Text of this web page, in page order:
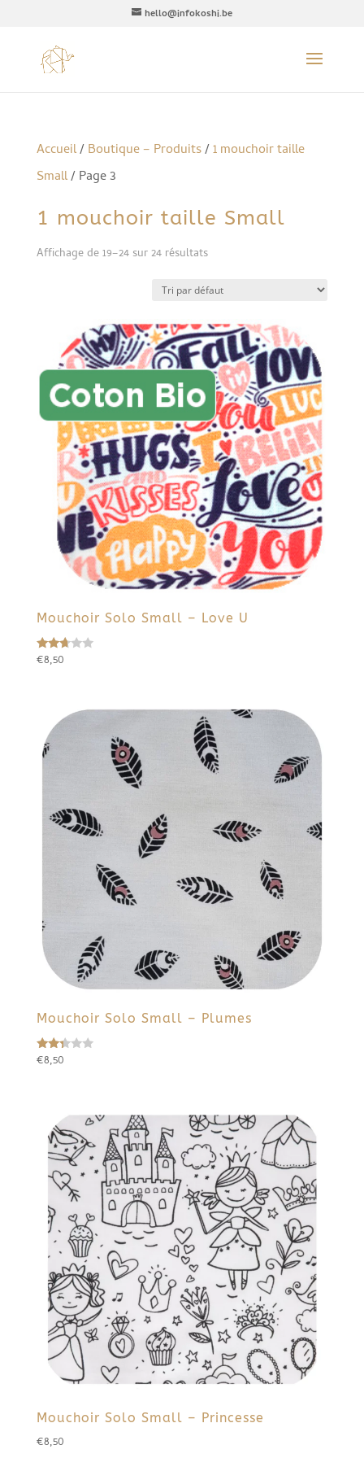
hello@infokoshi.be
Accueil/Boutique – Produits/1 mouchoir taille
Small/ Page 3
1 mouchoir taille Small
Affichage de 19–24 sur 24 résultats
Mouchoir Solo Small – Love U
Note
€8,50
Mouchoir Solo Small – Plumes
Note
€8,50
Mouchoir Solo Small – Princesse
€8,50